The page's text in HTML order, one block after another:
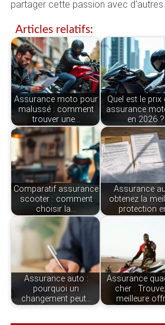
partager cette passion avec d'autres
Articles relatifs:
Assurance moto pour
malussé : comment
trouver une…
Quel est le prix
assurance
en 2026 ?
Comparatif assurance
scooter : comment
choisir la…
Assurance
obtenez la
protection
Assurance auto :
pourquoi un
changement peut…
Assurance
cher :
meilleure